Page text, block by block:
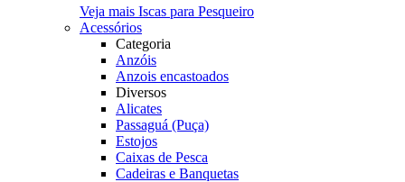
Veja mais Iscas para Pesqueiro
Acessórios
Categoria
Anzóis
Anzois encastoados
Diversos
Alicates
Passaguá (Puça)
Estojos
Caixas de Pesca
Cadeiras e Banquetas